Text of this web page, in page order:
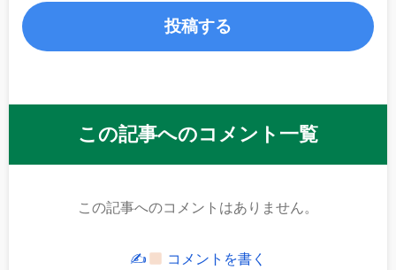
この記事へのコメント一覧
この記事へのコメントはありません。
✍ コメントを書く